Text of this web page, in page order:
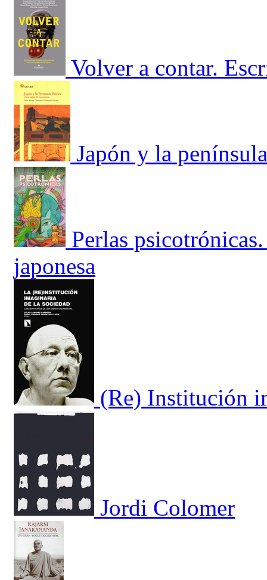
Volver a contar.
Japón y la península
Perlas
japonesa
(Re) Institución
Jordi Colomer